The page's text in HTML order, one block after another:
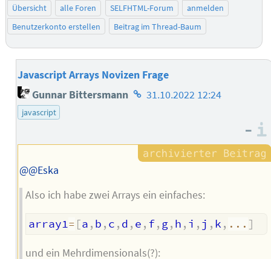
Übersicht alle Foren SELFHTML-Forum
anmelden
Benutzerkonto erstellen
Beitrag im Thread-Baum
Javascript Arrays Novizen Frage
Gunnar Bittersmann Homepage
31.10.2022 12:24
javascript
–
@@Eska
Also ich habe zwei Arrays ein einfaches:
array1= [a , b , c , d , e , f, g, h , i , j , k , ... ]
und ein Mehrdimensionals(?):